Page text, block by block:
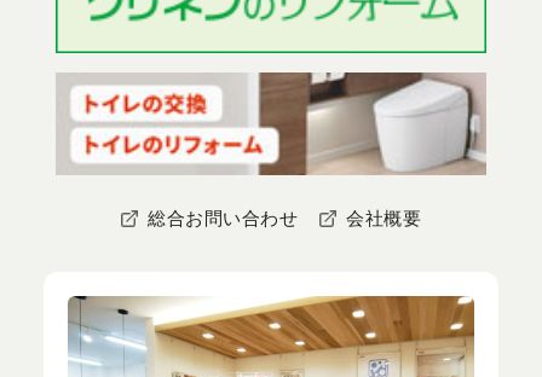
総合お問い合わせ 会社概要